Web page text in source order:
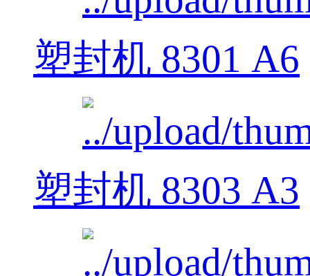
塑封机 8301 A6
塑封机 8303 A3